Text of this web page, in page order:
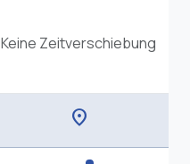
Keine Zeitverschiebung
location_on